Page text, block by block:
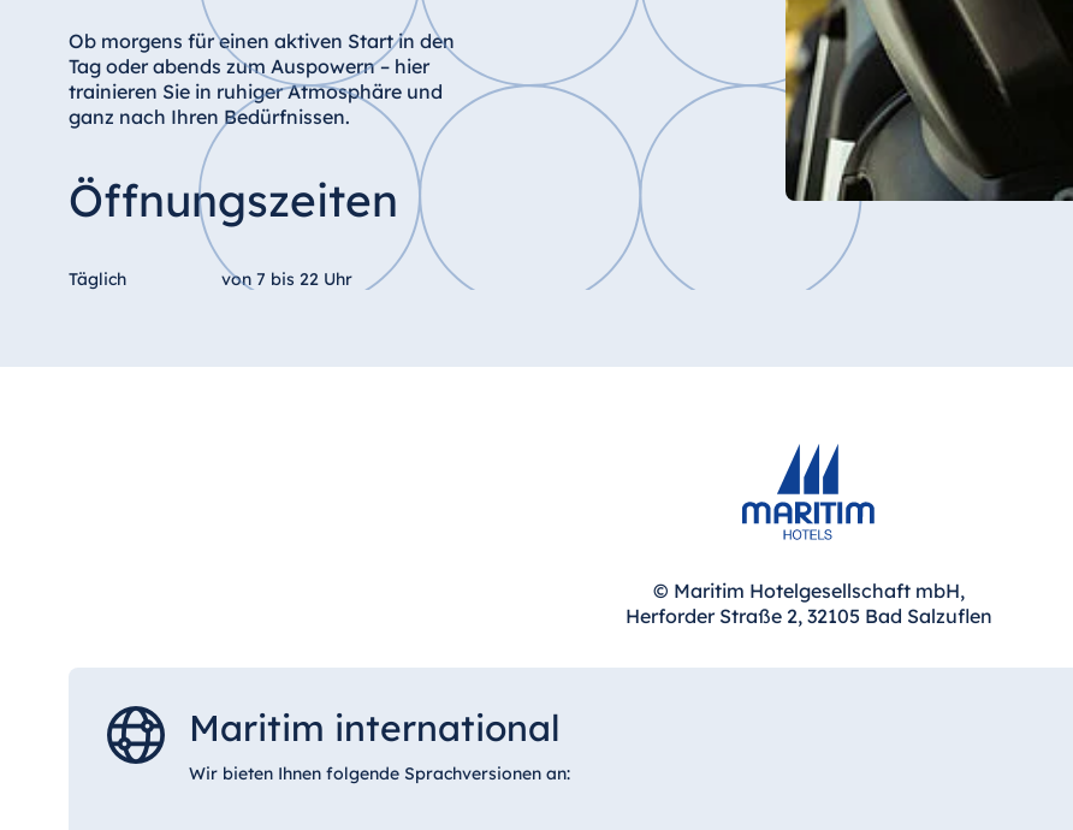
Ob morgens für einen aktiven Start in den
Tag oder abends zum Auspowern – hier
trainieren Sie in ruhiger Atmosphäre und
ganz nach Ihren Bedürfnissen.
Öffnungszeiten
Täglich von 7 bis 22 Uhr
© Maritim Hotelgesellschaft mbH,
Herforder Straße 2, 32105 Bad Salzuflen
Maritim international
Wir bieten Ihnen folgende Sprachversionen an: